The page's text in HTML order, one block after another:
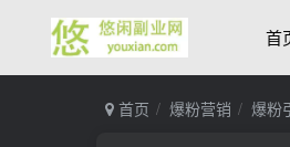
首
首页 爆粉营销 爆粉